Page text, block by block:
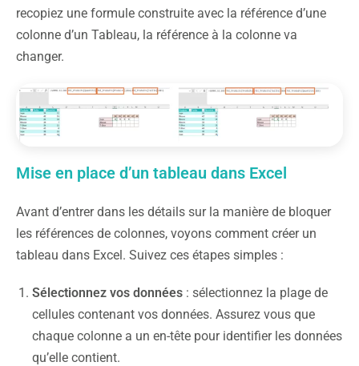
recopiez une formule construite avec la référence d’une
colonne d’un Tableau, la référence à la colonne va
changer.
Mise en place d’un tableau dans Excel
Avant d’entrer dans les détails sur la manière de bloquer
les références de colonnes, voyons comment créer un
tableau dans Excel. Suivez ces étapes simples :
Sélectionnez vos données : sélectionnez la plage de
cellules contenant vos données. Assurez vous que
chaque colonne a un en-tête pour identifier les données
qu’elle contient.